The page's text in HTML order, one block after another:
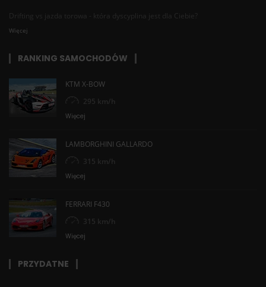
Drifting vs jazda torowa - która dyscyplina jest dla Ciebie?
Więcej
RANKING SAMOCHODÓW
KTM X-BOW
295 km/h
Więcej
LAMBORGHINI GALLARDO
315 km/h
Więcej
FERRARI F430
315 km/h
Więcej
PRZYDATNE